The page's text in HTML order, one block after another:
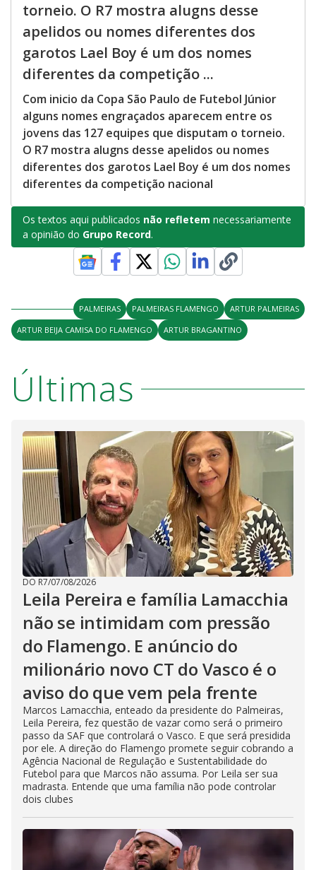
torneio. O R7 mostra alugns desse
apelidos ou nomes diferentes dos
garotos Lael Boy é um dos nomes
diferentes da competição ...
Com inicio da Copa São Paulo de Futebol Júnior
alguns nomes engraçados aparecem entre os
jovens das 127 equipes que disputam o torneio.
O R7 mostra alugns desse apelidos ou nomes
diferentes dos garotos Lael Boy é um dos nomes
diferentes da competição nacional
Os textos aqui publicados não refletem necessariamente
a opinião do Grupo Record.
PALMEIRAS PALMEIRAS FLAMENGO
ARTUR PALMEIRAS
ARTUR BEIJA CAMISA DO FLAMENGO
ARTUR BRAGANTINO
Últimas
DO R7/07/08/2026
Leila Pereira e família Lamacchia
não se intimidam com pressão
do Flamengo. E anúncio do
milionário novo CT do Vasco é o
aviso do que vem pela frente
Marcos Lamacchia, enteado da presidente do Palmeiras,
Leila Pereira, fez questão de vazar como será o primeiro
passo da SAF que controlará o Vasco. E que será presidida
por ele. A direção do Flamengo promete seguir cobrando a
Agência Nacional de Regulação e Sustentabilidade do
Futebol para que Marcos não assuma. Por Leila ser sua
madrasta. Entende que uma família não pode controlar
dois clubes